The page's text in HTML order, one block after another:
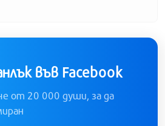
във Facebook
от 20 000 души, за да